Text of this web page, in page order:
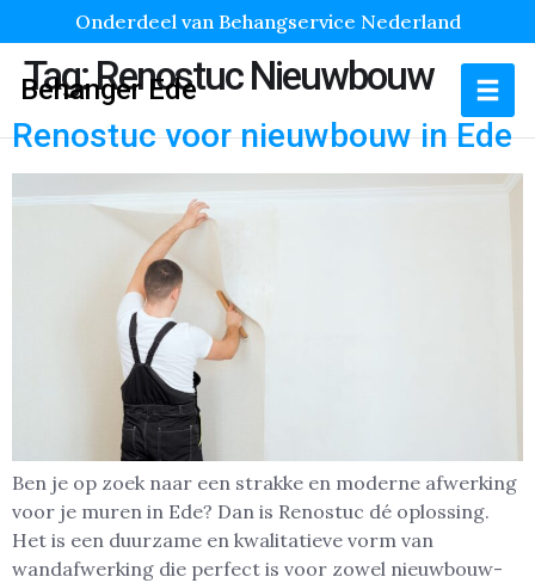
Onderdeel van Behangservice Nederland
Behanger Ede
Tag:Renostuc Nieuwbouw
Renostuc voor nieuwbouw in Ede
Ben je op zoek naar een strakke en moderne afwerking
voor je muren in Ede? Dan is Renostuc dé oplossing.
Het is een duurzame en kwalitatieve vorm van
wandafwerking die perfect is voor zowel nieuwbouw-